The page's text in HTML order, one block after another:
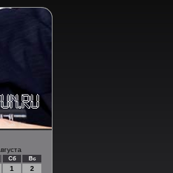
Сб Вс
1
2